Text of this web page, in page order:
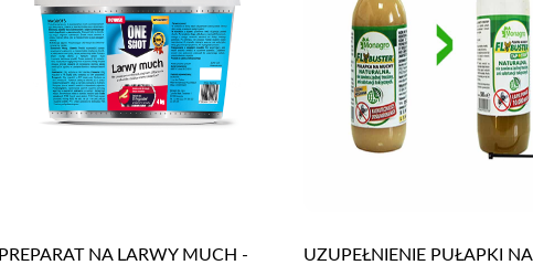
PREPARAT NA LARWY MUCH -
UZUPEŁNIENIE PUŁAPKI NA